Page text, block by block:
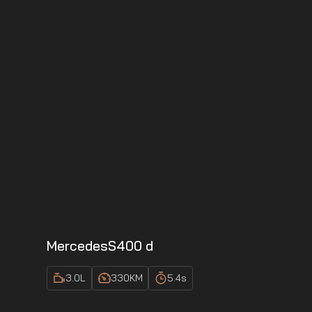
MercedesS400 d
3.0L 330KM 5.4s